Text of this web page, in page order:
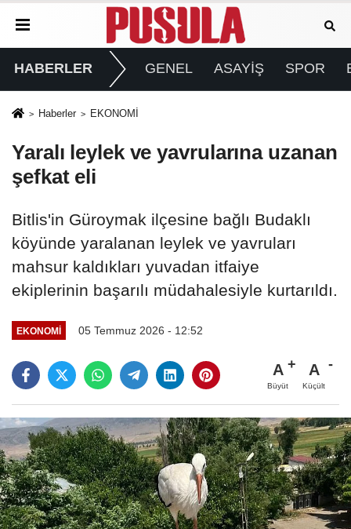
HABERLER GENEL ASAYİŞ SPOR
Haberler EKONOMİ
Yaralı leylek ve yavrularına uzanan
şefkat eli
Bitlis'in Güroymak ilçesine bağlı Budaklı
köyünde yaralanan leylek ve yavruları
mahsur kaldıkları yuvadan itfaiye
ekiplerinin başarılı müdahalesiyle kurtarıldı.
EKONOMİ 05 Temmuz 2026 - 12:52
A
Büyüt
A
Küçült